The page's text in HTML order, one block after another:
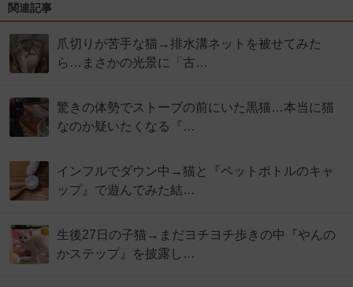
関連記事
爪切りが苦手な猫→排水溝ネットを被せてみた
ら…まさかの光景に「古…
驚きの体勢でストーブの前にいた黒猫…本当に猫
なのか疑いたくなる『…
インフルでダウン中→猫と『ペットボトルのキャ
ップ』で遊んでみた結…
生後27日の子猫→まだヨチヨチ歩きの中『やんの
かステップ』を披露し…